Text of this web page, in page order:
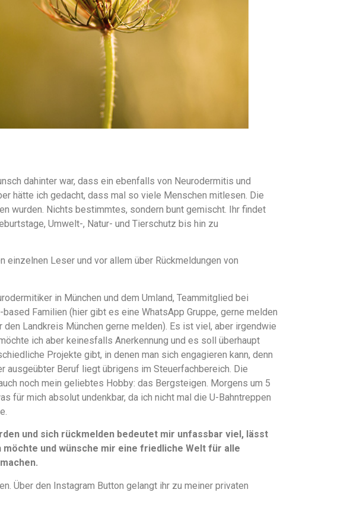
dahinter war, dass ein ebenfalls von Neurodermitis und
hätte ich gedacht, dass mal so viele Menschen mitlesen. Die
wurden. Nichts bestimmtes, sondern bunt gemischt. Ihr findet
Umwelt-, Natur- und Tierschutz bis hin zu
einzelnen Leser und vor allem über Rückmeldungen von
in München und dem Umland, Teammitglied bei
Familien (hier gibt es eine WhatsApp Gruppe, gerne melden
Landkreis München gerne melden). Es ist viel, aber irgendwie
ich aber keinesfalls Anerkennung und es soll überhaupt
Projekte gibt, in denen man sich engagieren kann, denn
ausgeübter Beruf liegt übrigens im Steuerfachbereich. Die
noch mein geliebtes Hobby: das Bergsteigen. Morgens um 5
für mich absolut undenkbar, da ich nicht mal die U-Bahntreppen
und sich rückmelden bedeutet mir unfassbar viel, lässt
und wünsche mir eine friedliche Welt für alle
Über den Instagram Button gelangt ihr zu meiner privaten